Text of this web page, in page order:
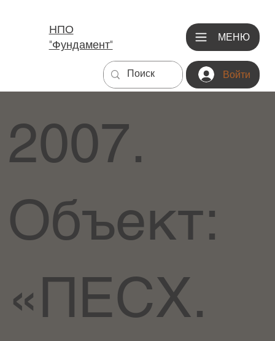
МЕНЮ
Войти
НПО
"Фундамент"
2007.
Объект:
«ПЕСХ.